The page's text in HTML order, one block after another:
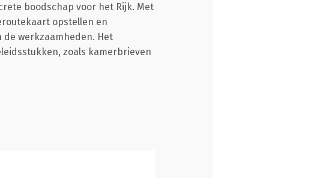
boodschap voor het Rijk. Met
opstellen en
werkzaamheden. Het
zoals kamerbrieven